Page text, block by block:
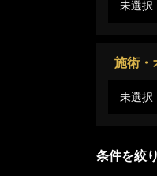
未選択
施術・
未選択
条件を絞